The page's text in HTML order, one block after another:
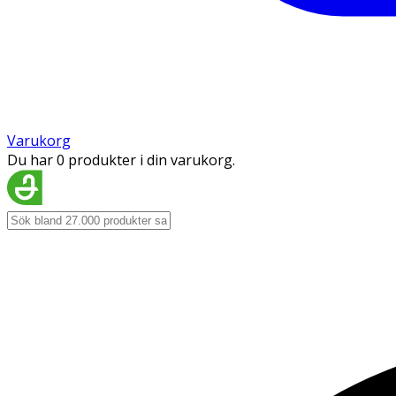
Varukorg
Du har 0 produkter i din varukorg.